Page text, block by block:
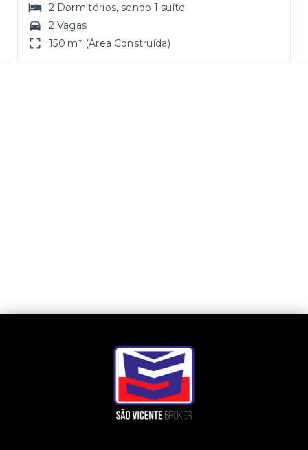
2 Dormitórios, sendo1 suíte
2 Vagas
150 m² (Área Construída)